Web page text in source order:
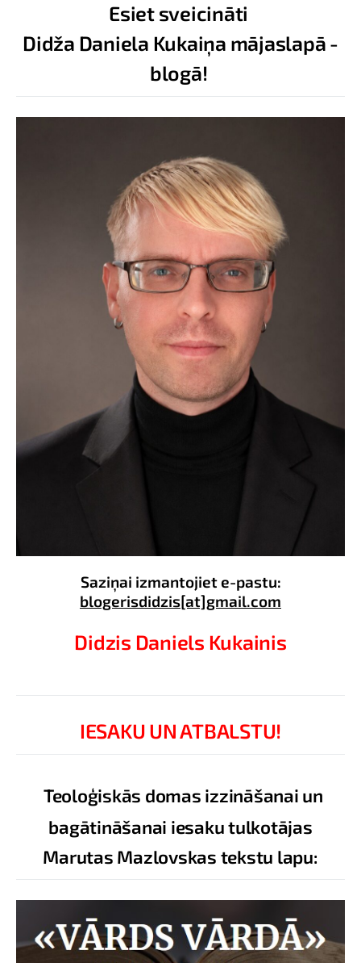
Esiet sveicināti
Didža Daniela Kukaiņa mājaslapā -
blogā!
Saziņai izmantojiet e-pastu:
blogerisdidzis[at]gmail.com
Didzis Daniels Kukainis
IESAKU UN ATBALSTU!
Teoloģiskās domas izzināšanai un
bagātināšanai iesaku tulkotājas
Marutas Mazlovskas tekstu lapu: